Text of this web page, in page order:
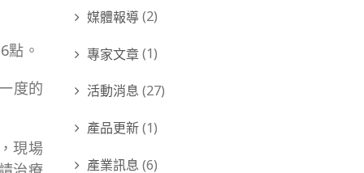
點。
度的
現場
媒體報導(2)
專家文章(1)
活動消息 (27)
產品更新(1)
產業訊息 (6)